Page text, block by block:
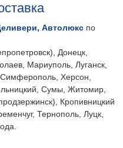
Автолюкс по
Донецк,
Мариуполь, Луганск,
Херсон,
Сумы, Житомир,
Кропивницкий
Тернополь, Луцк,